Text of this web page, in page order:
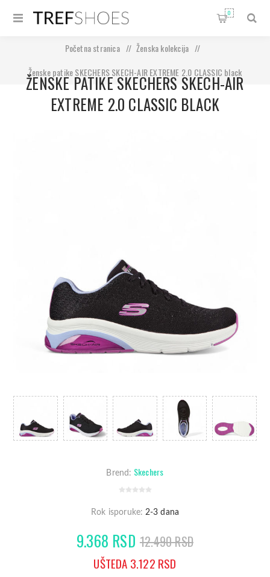
0
Početna stranica / Ženska kolekcija
/
Ženske patike SKECHERS SKECH-AIR EXTREME 2.0 CLASSIC black
mesh/lavender&pink
ŽENSKE PATIKE SKECHERS SKECH-AIR
EXTREME 2.0 CLASSIC BLACK
Brend: Skechers
Rok isporuke: 2-3 dana
9.368 RSD 12.490 RSD
UŠTEDA 3.122 RSD